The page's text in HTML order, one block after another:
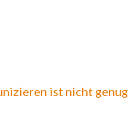
ist nicht genug